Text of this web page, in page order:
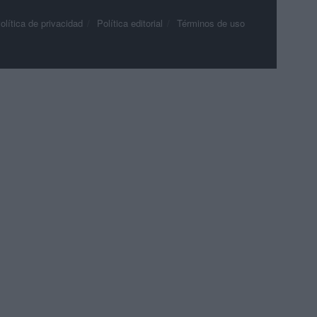
de privacidad Política editorial Términos de uso